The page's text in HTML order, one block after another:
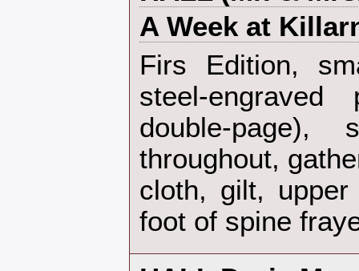
‎A Week at
‎Firs Edition,
steel-
double-page),
throughout,
cloth, gilt,
foot of spine